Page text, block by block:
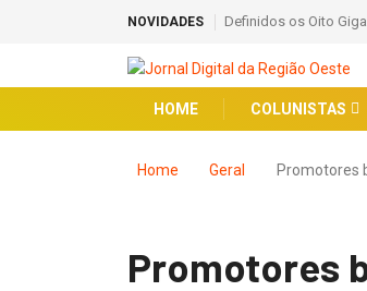
NOVIDADES Definidos os Oito
HOME COLUNISTAS
Home Geral Promotores
Promotores